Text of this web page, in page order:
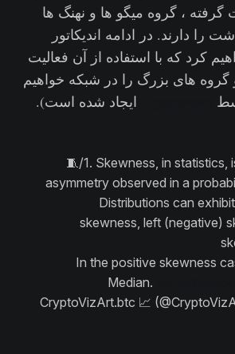
، گروه میگو ها و نهنگ ها
را دارند. در ادامه اندیکاتور
کرد که با استفاده از آن فعالیت
های بزرگ را در شبکه خواهیم
ایجاد شده است).
🧵/1. Skewness, in statistics,
asymmetry observed in a
Distributions can
skewness, left (negative)
In the positive skewness
Median.